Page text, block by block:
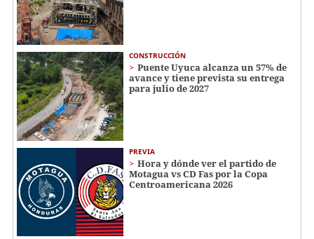
CONSTRUCCIÓN
Puente Uyuca alcanza un 57% de
avance y tiene prevista su entrega
para julio de 2027
PREVIA
Hora y dónde ver el partido de
Motagua vs CD Fas por la Copa
Centroamericana 2026